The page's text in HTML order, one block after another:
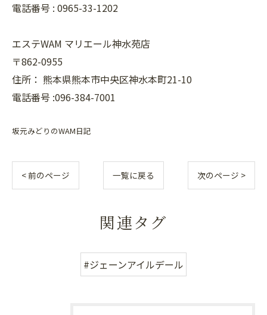
電話番号 : 0965-33-1202
エステWAM マリエール神水苑店
〒862-0955
住所： 熊本県熊本市中央区神水本町21-10
電話番号 :096-384-7001
坂元みどりのWAM日記
< 前のページ 一覧に戻る 次のページ >
関連タグ
#ジェーンアイルデール